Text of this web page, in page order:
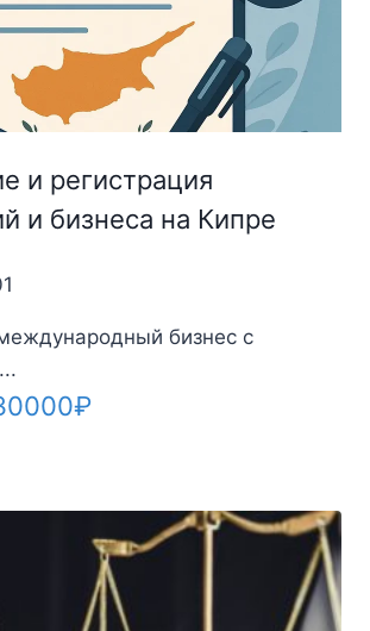
и регистрация
и бизнеса на Кипре
бизнес с
₽